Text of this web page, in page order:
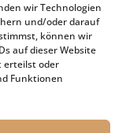
wir Technologien
und/oder darauf
können wir
auf dieser Website
erteilst oder
Funktionen
2026
für die